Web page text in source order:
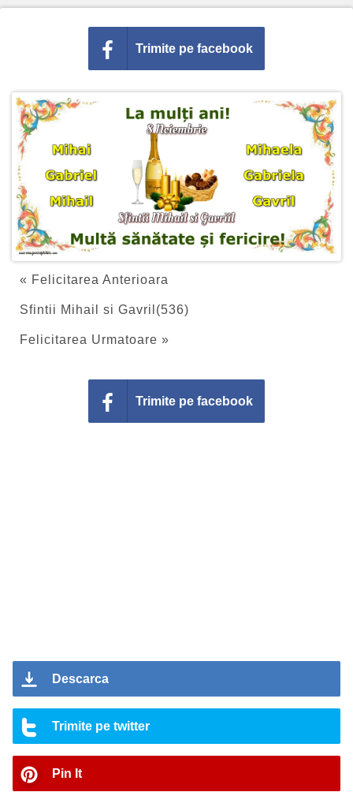
Trimite pe facebook
« Felicitarea Anterioara
Sfintii Mihail si Gavril(536)
Felicitarea Urmatoare »
Trimite pe facebook
Descarca
Trimite pe twitter
Pin It